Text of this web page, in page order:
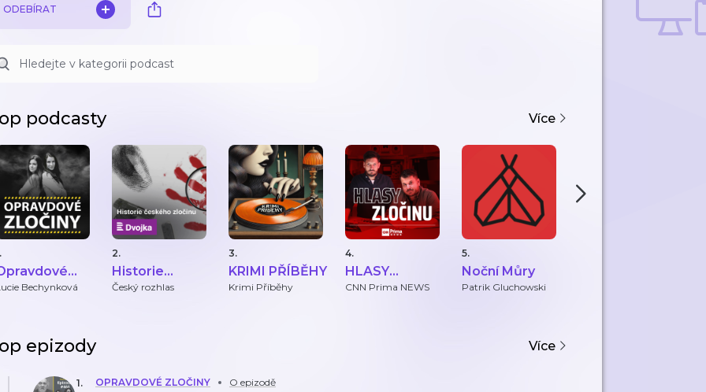
ODEBÍRAT
podcasty Více
Bechynková
2.
Historie
českého
Český rozhlas
3.
KRIMI PŘÍBĚHY
Krimi Příběhy
4.
HLASY
ZLOČINU
CNN Prima NEWS
5.
Noční Můry
Patrik Gluchowski
epizody Více
1. OPRAVDOVÉ ZLOČINY O epizodě